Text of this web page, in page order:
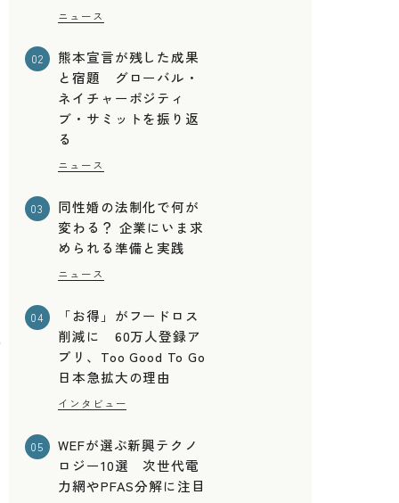
ニュース
02
熊本宣言が残した成果
と宿題 グローバル・
ネイチャーポジティ
ブ・サミットを振り返
る
ニュース
03
同性婚の法制化で何が
変わる？ 企業にいま求
められる準備と実践
ニュース
04
「お得」がフードロス
削減に 60万人登録ア
プリ、Too Good To Go
日本急拡大の理由
インタビュー
05
WEFが選ぶ新興テクノ
ロジー10選 次世代電
力網やPFAS分解に注目